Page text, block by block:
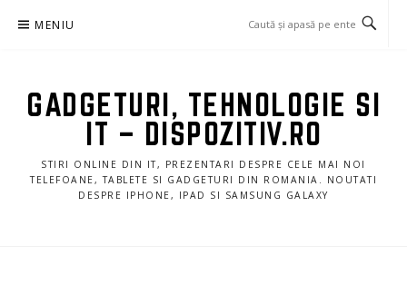
MENIU
GADGETURI, TEHNOLOGIE SI
IT – DISPOZITIV.RO
STIRI ONLINE DIN IT, PREZENTARI DESPRE CELE MAI NOI
TELEFOANE, TABLETE SI GADGETURI DIN ROMANIA. NOUTATI
DESPRE IPHONE, IPAD SI SAMSUNG GALAXY